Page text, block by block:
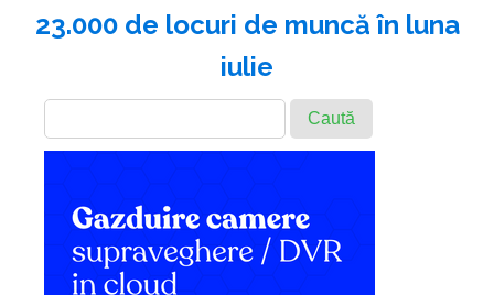
23.000 de locuri de muncă în luna
iulie